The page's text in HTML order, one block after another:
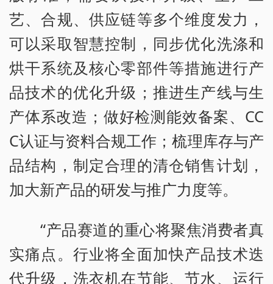
艺、合规、供应链等多个维度发力，
可以采取智慧控制，同步优化洗涤和
烘干系统及核心零部件等措施进行产
品技术的优化升级；推进生产线与生
产体系改造；做好检测能效备案、CC
C认证与资料合规工作；梳理库存与产
品结构，制定合理的清仓销售计划，
加大新产品的研发与推广力度等。
“产品赛道的重心将聚焦消费者真
实痛点。行业将全面加快产品技术迭
代升级，洗衣机在节能、节水、运行